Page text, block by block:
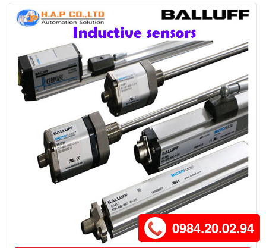
0984.20.02.94